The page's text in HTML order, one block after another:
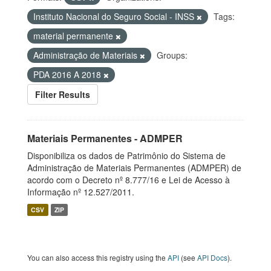
Instituto Nacional do Seguro Social - INSS
Tags:
material permanente
Administração de Materiais
Groups:
PDA 2016 A 2018
Filter Results
Materiais Permanentes - ADMPER
Disponibiliza os dados de Patrimônio do Sistema de
Administração de Materiais Permanentes (ADMPER) de
acordo com o Decreto nº 8.777/16 e Lei de Acesso à
Informação nº 12.527/2011.
CSV ZIP
You can also access this registry using the API (see API Docs).